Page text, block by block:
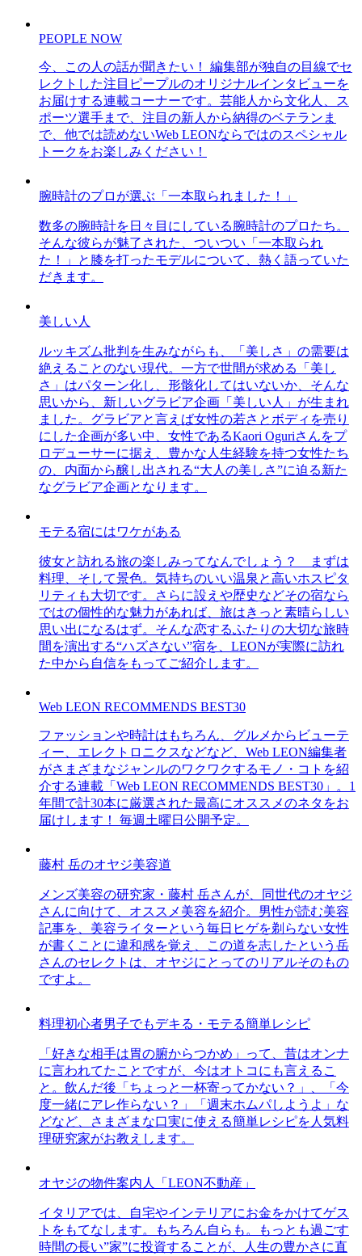
PEOPLE NOW
今、この人の話が聞きたい！ 編集部が独自の目線でセ
レクトした注目ピープルのオリジナルインタビューを
お届けする連載コーナーです。芸能人から文化人、ス
ポーツ選手まで、注目の新人から納得のベテランま
で、他では読めないWeb LEONならではのスペシャル
トークをお楽しみください！
腕時計のプロが選ぶ「一本取られました！」
数多の腕時計を日々目にしている腕時計のプロたち。
そんな彼らが魅了された、ついつい「一本取られ
た！」と膝を打ったモデルについて、熱く語っていた
だきます。
美しい人
ルッキズム批判を生みながらも、「美しさ」の需要は
絶えることのない現代。一方で世間が求める「美し
さ」はパターン化し、形骸化してはいないか、そんな
思いから、新しいグラビア企画「美しい人」が生まれ
ました。グラビアと言えば女性の若さとボディを売り
にした企画が多い中、女性であるKaori Oguriさんをプ
ロデューサーに据え、豊かな人生経験を持つ女性たち
の、内面から醸し出される“大人の美しさ”に迫る新た
なグラビア企画となります。
モテる宿にはワケがある
彼女と訪れる旅の楽しみってなんでしょう？ まずは
料理、そして景色。気持ちのいい温泉と高いホスピタ
リティも大切です。さらに設えや歴史などその宿なら
ではの個性的な魅力があれば、旅はきっと素晴らしい
思い出になるはず。そんな恋するふたりの大切な旅時
間を演出する“ハズさない”宿を、LEONが実際に訪れ
た中から自信をもってご紹介します。
Web LEON RECOMMENDS BEST30
ファッションや時計はもちろん、グルメからビューテ
ィー、エレクトロニクスなどなど、Web LEON編集者
がさまざまなジャンルのワクワクするモノ・コトを紹
介する連載「Web LEON RECOMMENDS BEST30」。1
年間で計30本に厳選された最高にオススメのネタをお
届けします！ 毎週土曜日公開予定。
藤村 岳のオヤジ美容道
メンズ美容の研究家・藤村 岳さんが、同世代のオヤジ
さんに向けて、オススメ美容を紹介。男性が読む美容
記事を、美容ライターという毎日ヒゲを剃らない女性
が書くことに違和感を覚え、この道を志したという岳
さんのセレクトは、オヤジにとってのリアルそのもの
ですよ。
料理初心者男子でもデキる・モテる簡単レシピ
「好きな相手は胃の腑からつかめ」って、昔はオンナ
に言われてたことですが、今はオトコにも言えるこ
と。飲んだ後「ちょっと一杯寄ってかない？」、「今
度一緒にアレ作らない？」「週末ホムパしようよ」な
どなど、さまざまな口実に使える簡単レシピを人気料
理研究家がお教えします。
オヤジの物件案内人「LEON不動産」
イタリアでは、自宅やインテリアにお金をかけてゲス
トをもてなします。もちろん自らも。もっとも過ごす
時間の長い”家”に投資することが、人生の豊かさに直